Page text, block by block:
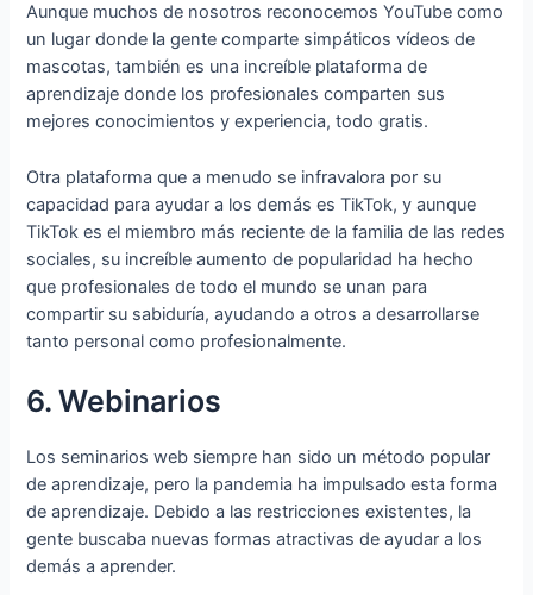
Aunque muchos de nosotros reconocemos YouTube como
un lugar donde la gente comparte simpáticos vídeos de
mascotas, también es una increíble plataforma de
aprendizaje donde los profesionales comparten sus
mejores conocimientos y experiencia, todo gratis.
Otra plataforma que a menudo se infravalora por su
capacidad para ayudar a los demás es TikTok, y aunque
TikTok es el miembro más reciente de la familia de las redes
sociales, su increíble aumento de popularidad ha hecho
que profesionales de todo el mundo se unan para
compartir su sabiduría, ayudando a otros a desarrollarse
tanto personal como profesionalmente.
6. Webinarios
Los seminarios web siempre han sido un método popular
de aprendizaje, pero la pandemia ha impulsado esta forma
de aprendizaje. Debido a las restricciones existentes, la
gente buscaba nuevas formas atractivas de ayudar a los
demás a aprender.